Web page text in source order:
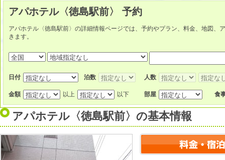
アパホテル〈徳島駅前〉 予約
アパホテル〈徳島駅前〉の詳細情報ページでは、予約やプラン、料金、地図、
きます。
日付 泊数 人数
金額 以上 以下 部屋 食
アパホテル〈徳島駅前〉 の基本情報